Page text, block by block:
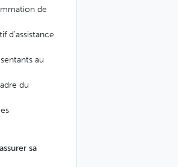
de
d'assistance
au
du
sa